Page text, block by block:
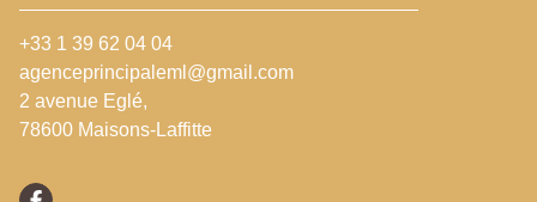
+33 1 39 62 04 04
agenceprincipaleml@gmail.com
2 avenue Eglé,
78600 Maisons-Laffitte